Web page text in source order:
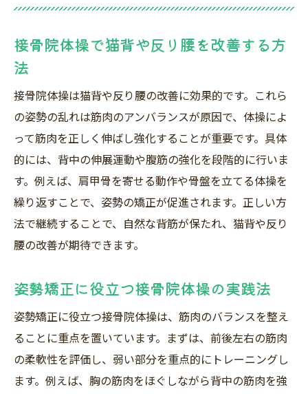
接骨院体操で猫背や反り腰を改善する方
法
接骨院体操は猫背や反り腰の改善に効果的です。これら
の姿勢の乱れは筋肉のアンバランスが原因で、体操によ
って筋肉を正しく伸ばし強化することが重要です。具体
的には、背中の伸展運動や腹筋の強化を段階的に行いま
す。例えば、肩甲骨を寄せる動作や骨盤を立てる体操を
繰り返すことで、姿勢の矯正が促進されます。正しい方
法で継続することで、自然な背筋が保たれ、猫背や反り
腰の改善が期待できます。
姿勢矯正に役立つ接骨院体操の実践法
姿勢矯正に役立つ接骨院体操は、筋肉のバランスを整え
ることに重点を置いています。まずは、前後左右の筋肉
の柔軟性を評価し、弱い部分を重点的にトレーニングし
ます。例えば、胸の筋肉をほぐしながら背中の筋肉を強